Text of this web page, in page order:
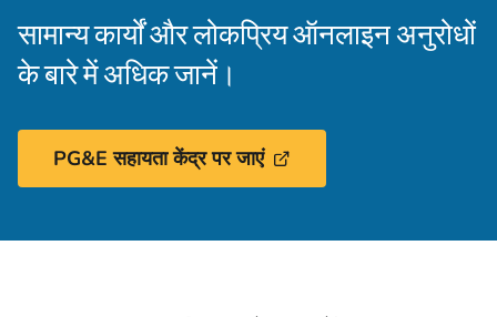
सामान्य कार्यों और लोकप्रिय ऑनलाइन अनुरोधों
के बारे में अधिक जानें।
PG&E सहायता केंद्र पर जाएं